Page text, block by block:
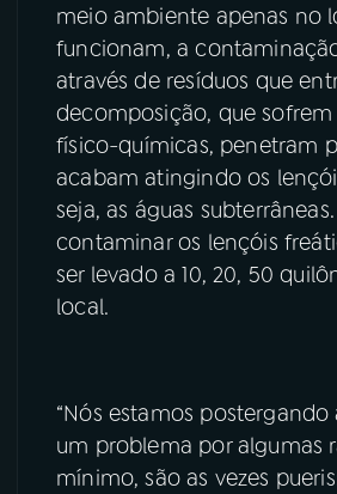
meio ambiente apenas no
funcionam, a
através de resíduos que
decomposição, que sofrem
físico-químicas, penetram
acabam atingindo os
seja, as águas
contaminar os lençóis
ser levado a 10, 20, 50
local.
“Nós estamos
um problema por algumas
mínimo, são as vezes